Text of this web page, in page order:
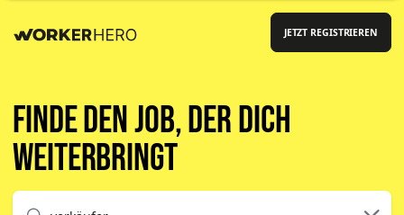
JETZT REGISTRIEREN
Finde den Job, der dich
weiterbringt